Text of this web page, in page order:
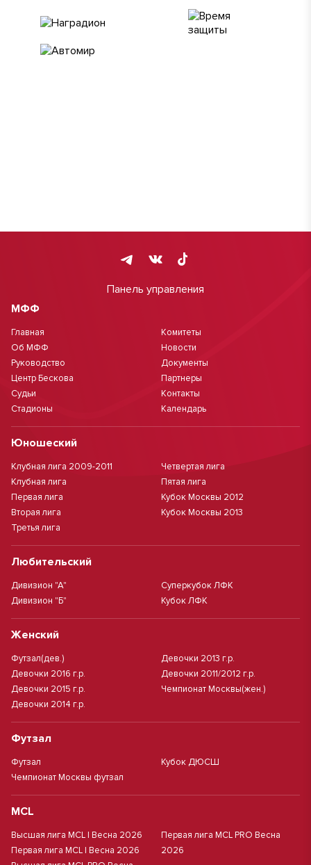
Панель управления
МФФ
Главная
Об МФФ
Руководство
Центр Бескова
Судьи
Стадионы
Комитеты
Новости
Документы
Партнеры
Контакты
Календарь
Юношеский
Клубная лига 2009-2011
Клубная лига
Первая лига
Вторая лига
Третья лига
Четвертая лига
Пятая лига
Кубок Москвы 2012
Кубок Москвы 2013
Любительский
Дивизион "А"
Дивизион "Б"
Суперкубок ЛФК
Кубок ЛФК
Женский
Футзал(дев.)
Девочки 2016 г.р.
Девочки 2015 г.р.
Девочки 2014 г.р.
Девочки 2013 г.р.
Девочки 2011/2012 г.р.
Чемпионат Москвы(жен.)
Футзал
Футзал
Чемпионат Москвы футзал
Кубок ДЮСШ
MCL
Высшая лига MCL | Весна 2026
Первая лига MCL | Весна 2026
Первая лига MCL PRO Весна
2026